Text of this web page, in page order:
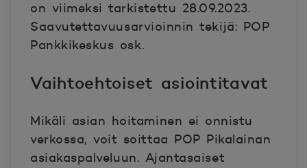
on viimeksi tarkistettu 28.09.2023.
Saavutettavuusarvioinnin tekijä: POP
Pankkikeskus osk.
Vaihtoehtoiset asiointitavat
Mikäli asian hoitaminen ei onnistu
verkossa, voit soittaa POP Pikalainan
asiakaspalveluun. Ajantasaiset